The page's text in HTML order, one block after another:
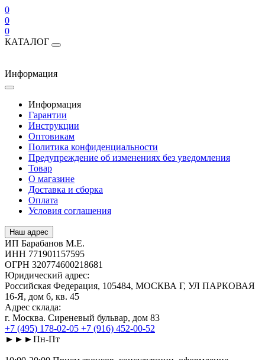
0
0
0
КАТАЛОГ
Информация
Информация
Гарантии
Инструкции
Оптовикам
Политика конфиденциальности
Предупреждение об изменениях без уведомления
Товар
О магазине
Доставка и сборка
Оплата
Условия соглашения
Наш адрес
ИП Барабанов М.Е.
ИНН 771901157595
ОГРН 320774600218681
Юридический адрес:
Российская Федерация, 105484, МОСКВА Г, УЛ ПАРКОВАЯ
16-Я, дом 6, кв. 45
Адрес склада:
г. Москва. Сиреневый бульвар, дом 83
+7 (495) 178-02-05 +7 (916) 452-00-52
►►►Пн-Пт